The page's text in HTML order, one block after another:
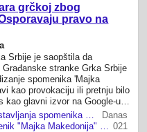
grčkoj zbog
pravo na
Srbije je saopštila da
stranke Grka Srbije
spomenika 'Majka
kao provokaciju ili pretnju bilo
kao glavni izvor na Google-u
nije ...
Danas
021